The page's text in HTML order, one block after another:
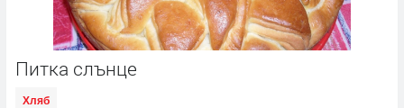
Питка слънце
Хляб